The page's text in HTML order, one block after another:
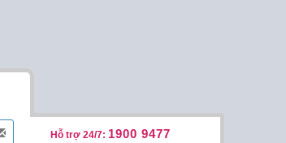
Hỗ trợ 24/7: 1900 9477